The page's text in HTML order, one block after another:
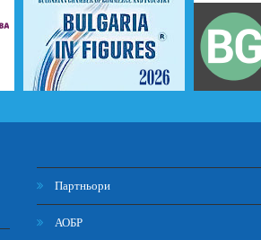
Партньори
АОБР